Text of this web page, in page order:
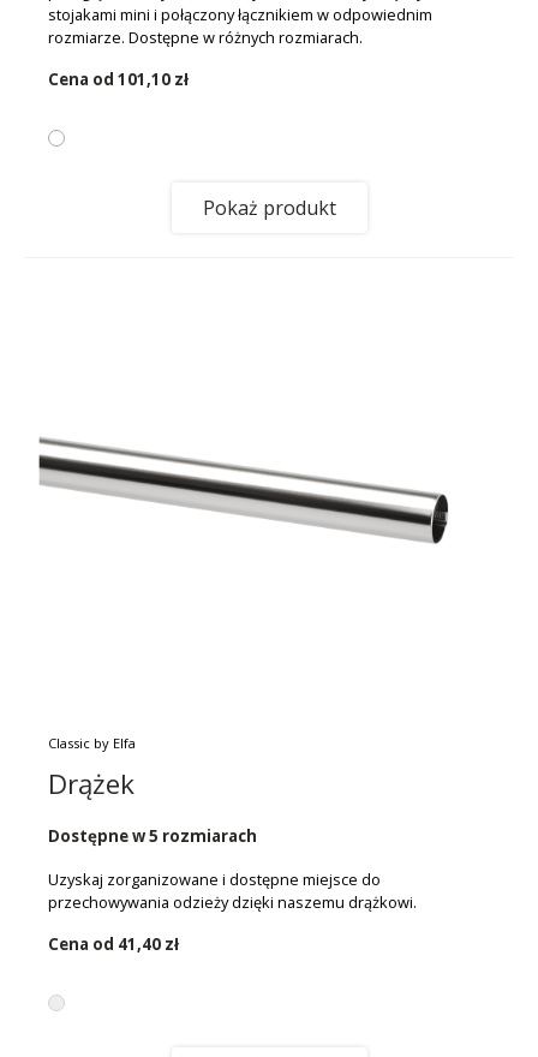
stojakami mini i połączony łącznikiem w odpowiednim
rozmiarze. Dostępne w różnych rozmiarach.
Cena od 101,10 zł
Pokaż produkt
Classic by Elfa
Drążek
Dostępne w 5 rozmiarach
Uzyskaj zorganizowane i dostępne miejsce do
przechowywania odzieży dzięki naszemu drążkowi.
Cena od 41,40 zł